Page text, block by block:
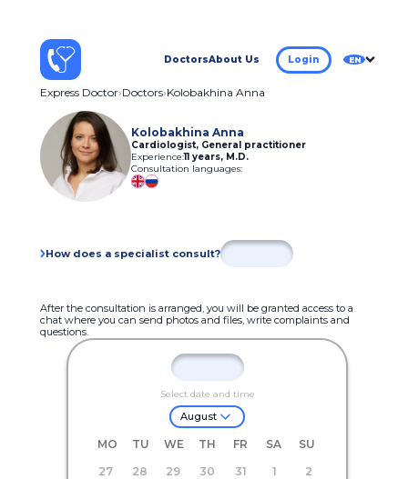
DoctorsAbout Us Login EN
Express Doctor Doctors Kolobakhina Anna
Kolobakhina Anna
Cardiologist, General practitioner
Experience:11 years, M.D.
Consultation languages:
How does a specialist consult?
After the consultation is arranged, you will be granted access to a
chat where you can send photos and files, write complaints and
questions.
Select date and time
August
MO TU WE TH FR SA
SU
27
28 29 30 31 1
2